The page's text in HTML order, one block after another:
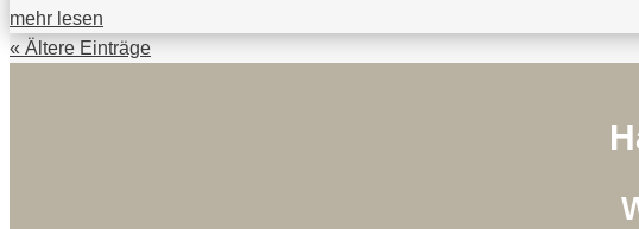
mehr lesen
« Ältere Einträge